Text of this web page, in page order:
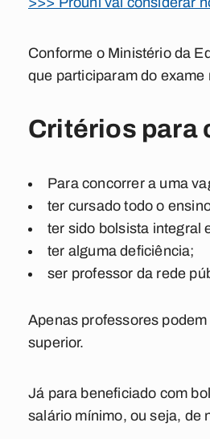
Conforme o Ministério da
que participaram do exame
Critérios para
Para concorrer a uma
ter cursado todo o
ter sido bolsista integral
ter alguma deficiência;
ser professor da rede
Apenas professores
superior.
Já para beneficiado com
salário mínimo, ou seja, de